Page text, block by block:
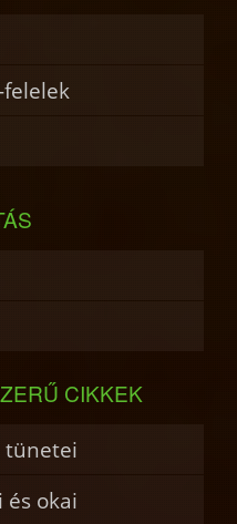
felelek
CIKKEK
tünetei
okai